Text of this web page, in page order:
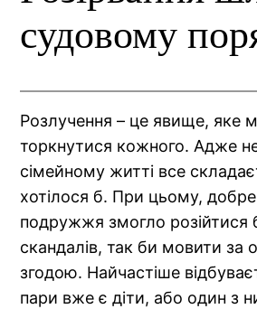
судовому
Розлучення – це явище, яке
торкнутися кожного. Адже
сімейному житті все
хотілося б. При цьому,
подружжя змогло розійтися
скандалів, так би мовити за
згодою. Найчастіше
пари вже є діти, або один з